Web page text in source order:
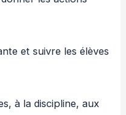
et suivre les élèves
à la discipline, aux